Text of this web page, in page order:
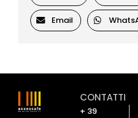
Email
CONTATTI
+ 39